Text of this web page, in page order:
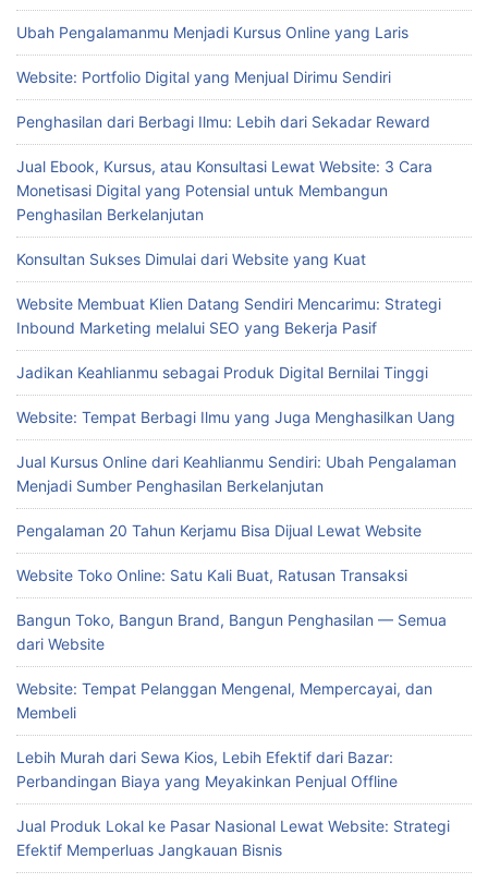
Ubah Pengalamanmu Menjadi Kursus Online yang Laris
Website: Portfolio Digital yang Menjual Dirimu Sendiri
Penghasilan dari Berbagi Ilmu: Lebih dari Sekadar Reward
Jual Ebook, Kursus, atau Konsultasi Lewat Website: 3 Cara
Monetisasi Digital yang Potensial untuk Membangun
Penghasilan Berkelanjutan
Konsultan Sukses Dimulai dari Website yang Kuat
Website Membuat Klien Datang Sendiri Mencarimu: Strategi
Inbound Marketing melalui SEO yang Bekerja Pasif
Jadikan Keahlianmu sebagai Produk Digital Bernilai Tinggi
Website: Tempat Berbagi Ilmu yang Juga Menghasilkan Uang
Jual Kursus Online dari Keahlianmu Sendiri: Ubah Pengalaman
Menjadi Sumber Penghasilan Berkelanjutan
Pengalaman 20 Tahun Kerjamu Bisa Dijual Lewat Website
Website Toko Online: Satu Kali Buat, Ratusan Transaksi
Bangun Toko, Bangun Brand, Bangun Penghasilan — Semua
dari Website
Website: Tempat Pelanggan Mengenal, Mempercayai, dan
Membeli
Lebih Murah dari Sewa Kios, Lebih Efektif dari Bazar:
Perbandingan Biaya yang Meyakinkan Penjual Offline
Jual Produk Lokal ke Pasar Nasional Lewat Website: Strategi
Efektif Memperluas Jangkauan Bisnis